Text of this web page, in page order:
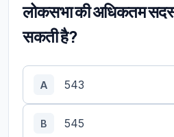
लोकसभा की अधिकतम
सकती है?
A 543
B 545